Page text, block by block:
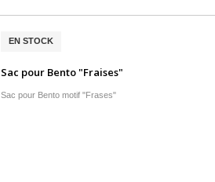
EN STOCK
Sac pour Bento "Fraises"
Sac pour Bento motif "Frases"